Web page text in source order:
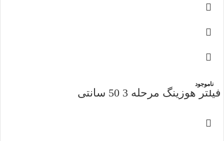
ناموجود
فیلتر هوزینگ مرحله 3 50 سانتی